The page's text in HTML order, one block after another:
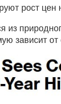
рост
из
зависит от